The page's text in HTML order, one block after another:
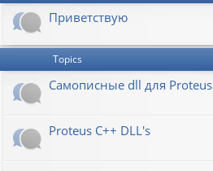
Приветствую
Topics
Самописные dll для Proteus
Proteus C++ DLL's